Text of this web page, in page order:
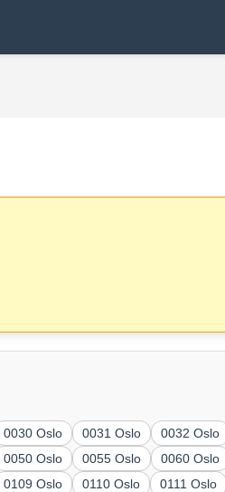
0030 Oslo 0031 Oslo
0032 Oslo
0050 Oslo 0055 Oslo
0060 Oslo
0109 Oslo 0110 Oslo
0111 Oslo